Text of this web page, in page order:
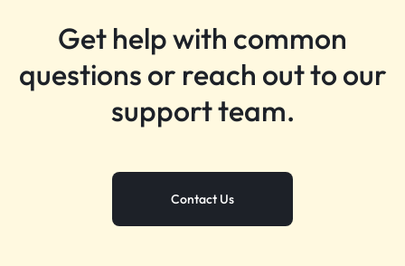
Get help with common
questions or reach out to our
support team.
Contact Us